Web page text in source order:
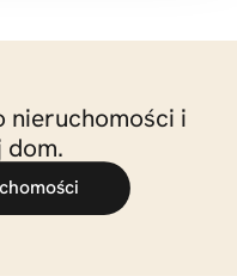
nieruchomości i
dom.